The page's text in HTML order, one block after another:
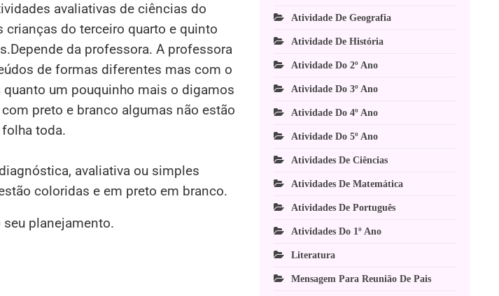
avaliativas de ciências do
do terceiro quarto e quinto
da professora. A professora
de formas diferentes mas com o
um pouquinho mais o digamos
preto e branco algumas não estão
toda.
avaliativa ou simples
coloridas e em preto em branco.
planejamento.
Atividade De Geografia
Atividade De História
Atividade Do 2º Ano
Atividade Do 3º Ano
Atividade Do 4º Ano
Atividade Do 5º Ano
Atividades De Ciências
Atividades De Matemática
Atividades De Português
Atividades Do 1º Ano
Literatura
Mensagem Para Reunião De Pais